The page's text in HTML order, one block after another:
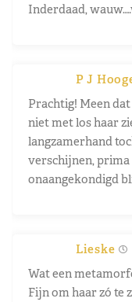
Inderdaad,
P J
Prachtig! Meen
niet met los haar
langzamerhand
verschijnen, prima
onaangekondigd
Lieske
Wat een
Fijn om haar zó te